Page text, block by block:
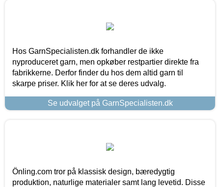
Hos GarnSpecialisten.dk forhandler de ikke
nyproduceret garn, men opkøber restpartier direkte fra
fabrikkerne. Derfor finder du hos dem altid garn til
skarpe priser. Klik her for at se deres udvalg.
Se udvalget på GarnSpecialisten.dk
Önling.com tror på klassisk design, bæredygtig
produktion, naturlige materialer samt lang levetid. Disse